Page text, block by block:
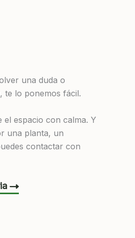
una duda o
te lo ponemos fácil.
espacio con calma. Y
una planta, un
contactar con